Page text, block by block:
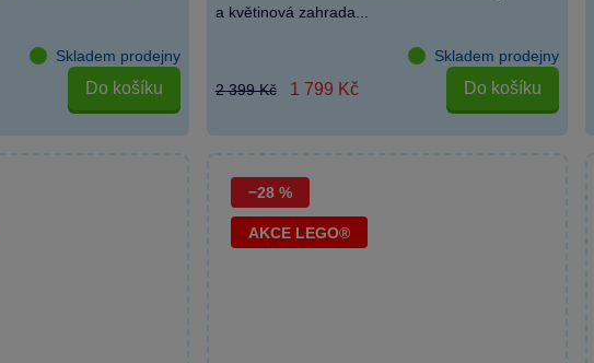
Skladem prodejny
Do košíku
a květinová zahrada...
Skladem prodejny
2 399 Kč
1 799 Kč Do košíku
−28 %
AKCE LEGO®